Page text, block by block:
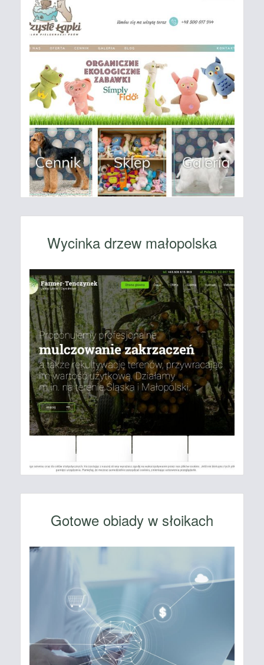
Wycinka drzew małopolska
Gotowe obiady w słoikach